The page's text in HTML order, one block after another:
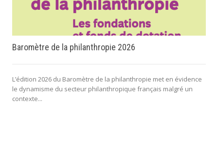
Baromètre de la philanthropie 2026
L’édition 2026 du Baromètre de la philanthropie met en évidence
le dynamisme du secteur philanthropique français malgré un
contexte...